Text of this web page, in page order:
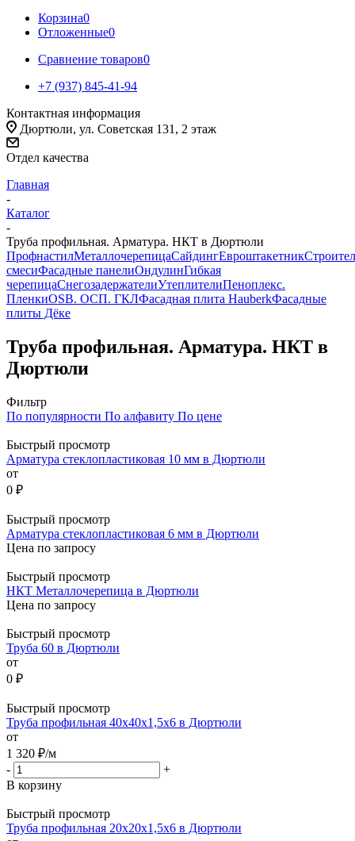
Корзина0
Отложенные0
Сравнение товаров0
+7 (937) 845-41-94
Контактная информация
Дюртюли, ул. Советская 131, 2 этаж
Отдел качества
Главная
-
Каталог
-
Труба профильная. Арматура. НКТ в Дюртюли
ПрофнастилМеталлочерепицаСайдингЕвроштакетник
смесиФасадные панелиОндулинГибкая
черепицаСнегозадержателиУтеплителиПеноплекс.
ПленкиOSB. ОСП. ГКЛФасадная плита HauberkФасадные
плиты Дёке
Труба профильная. Арматура. НКТ в
Дюртюли
Фильтр
По популярности По алфавиту По цене
Быстрый просмотр
Арматура стеклопластиковая 10 мм в Дюртюли
от
0 ₽
Быстрый просмотр
Арматура стеклопластиковая 6 мм в Дюртюли
Цена по запросу
Быстрый просмотр
НКТ Металлочерепица в Дюртюли
Цена по запросу
Быстрый просмотр
Труба 60 в Дюртюли
от
0 ₽
Быстрый просмотр
Труба профильная 40х40х1,5х6 в Дюртюли
от
1 320 ₽/м
-
+
В корзину
Быстрый просмотр
Труба профильная 20х20х1,5х6 в Дюртюли